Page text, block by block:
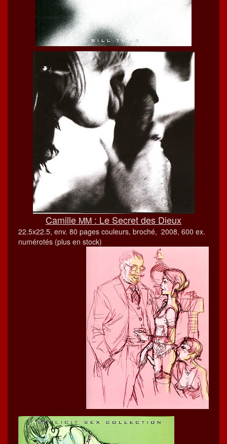
Camille MM : Le Secret des Dieux
22.5x22.5, env. 80 pages couleurs, broché, 2008, 600 ex.
numérotés (plus en stock)